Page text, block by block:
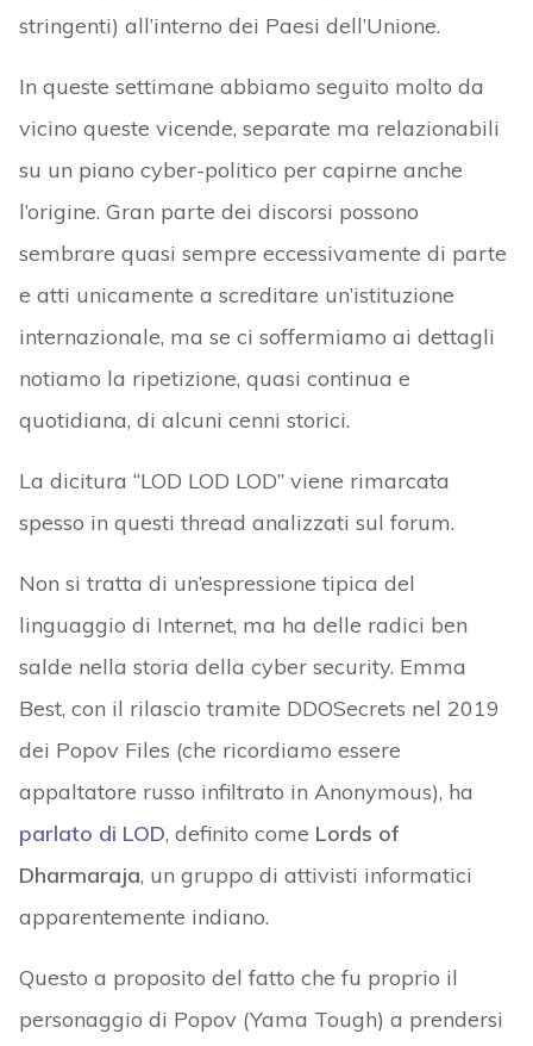
stringenti) all’interno dei Paesi dell’Unione.
In queste settimane abbiamo seguito molto da
vicino queste vicende, separate ma relazionabili
su un piano cyber-politico per capirne anche
l’origine. Gran parte dei discorsi possono
sembrare quasi sempre eccessivamente di parte
e atti unicamente a screditare un’istituzione
internazionale, ma se ci soffermiamo ai dettagli
notiamo la ripetizione, quasi continua e
quotidiana, di alcuni cenni storici.
La dicitura “LOD LOD LOD” viene rimarcata
spesso in questi thread analizzati sul forum.
Non si tratta di un’espressione tipica del
linguaggio di Internet, ma ha delle radici ben
salde nella storia della cyber security. Emma
Best, con il rilascio tramite DDOSecrets nel 2019
dei Popov Files (che ricordiamo essere
appaltatore russo infiltrato in Anonymous), ha
parlato di LOD, definito come Lords of
Dharmaraja, un gruppo di attivisti informatici
apparentemente indiano.
Questo a proposito del fatto che fu proprio il
personaggio di Popov (Yama Tough) a prendersi